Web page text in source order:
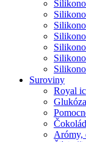
Suroviny
Royal
Arómy,